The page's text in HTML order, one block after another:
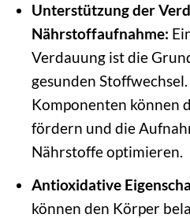
Unterstützung der
Nährstoffaufnahme:
Verdauung ist die
gesunden
Komponenten können
fördern und die
Nährstoffe optimieren.
Antioxidative
können den Körper